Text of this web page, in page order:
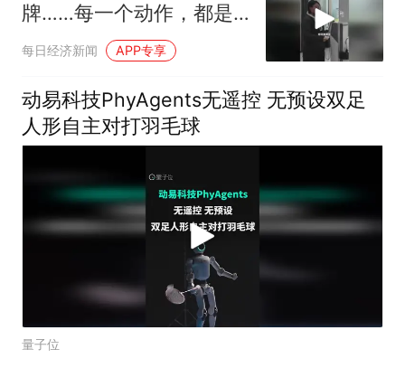
牌……每一个动作，都是
从零开始的“第一课”
每日经济新闻 APP专享
动易科技PhyAgents无遥控 无预设双足
人形自主对打羽毛球
量子位